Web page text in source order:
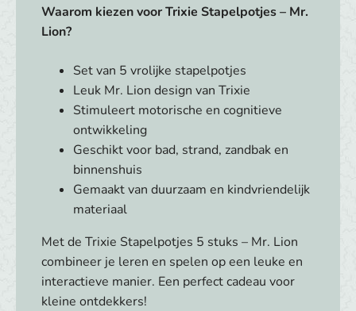
Waarom kiezen voor Trixie Stapelpotjes – Mr.
Lion?
Set van 5 vrolijke stapelpotjes
Leuk Mr. Lion design van Trixie
Stimuleert motorische en cognitieve
ontwikkeling
Geschikt voor bad, strand, zandbak en
binnenshuis
Gemaakt van duurzaam en kindvriendelijk
materiaal
Met de Trixie Stapelpotjes 5 stuks – Mr. Lion
combineer je leren en spelen op een leuke en
interactieve manier. Een perfect cadeau voor
kleine ontdekkers!